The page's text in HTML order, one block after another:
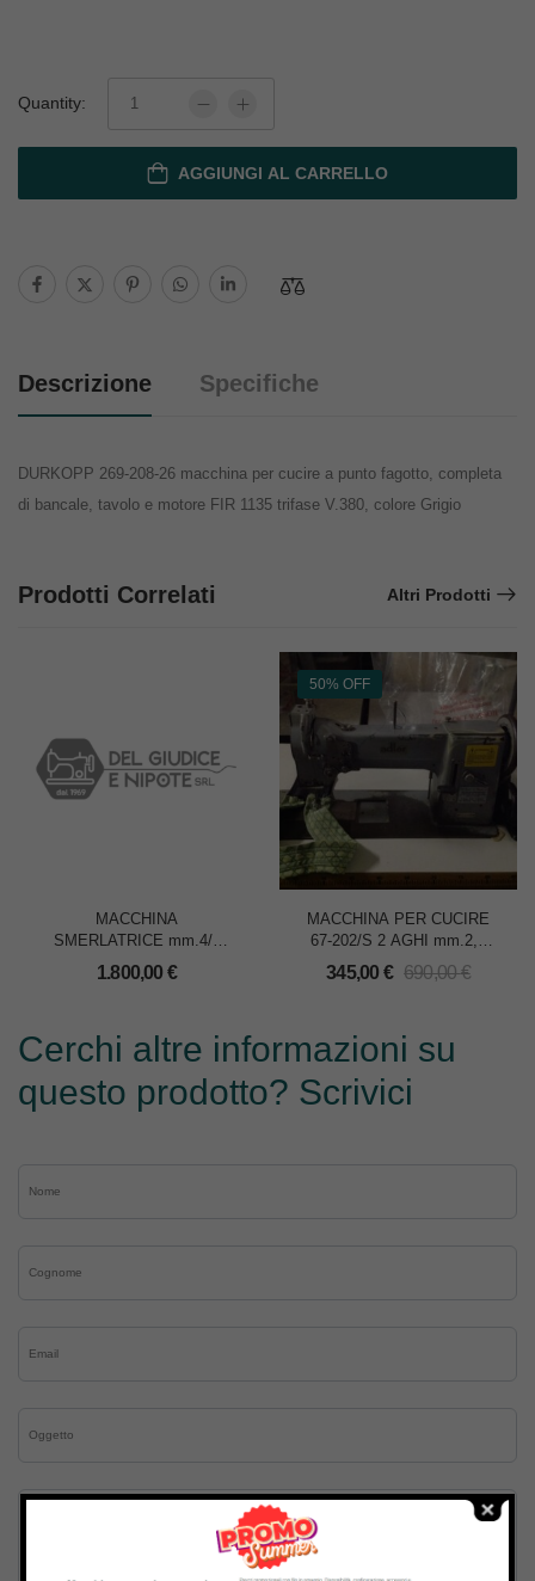
Quantity:
AGGIUNGI AL CARRELLO
Descrizione Specifiche
DURKOPP 269-208-26 macchina per cucire a punto fagotto, completa
di bancale, tavolo e motore FIR 1135 trifase V.380, colore Grigio
Prodotti Correlati Altri Prodotti
MACCHINA
SMERLATRICE mm.4/8
ATHOS F200
1.800,00 €
50% OFF
MACCHINA PER CUCIRE
67-202/S 2 AGHI mm.2,2
PIEDINO ROTELLA
345,00 € 690,00€
Cerchi altre informazioni su
questo prodotto? Scrivici